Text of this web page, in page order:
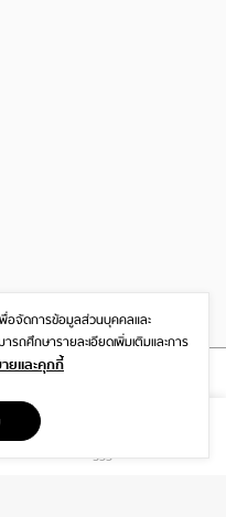
รีวิว
.ศรีวรา พลับพลา วังทองหลาง
พื่อจัดการข้อมูลส่วนบุคคลและ
รถศึกษารายละเอียดเพิ่มเติมและการ
ยและคุกกี้